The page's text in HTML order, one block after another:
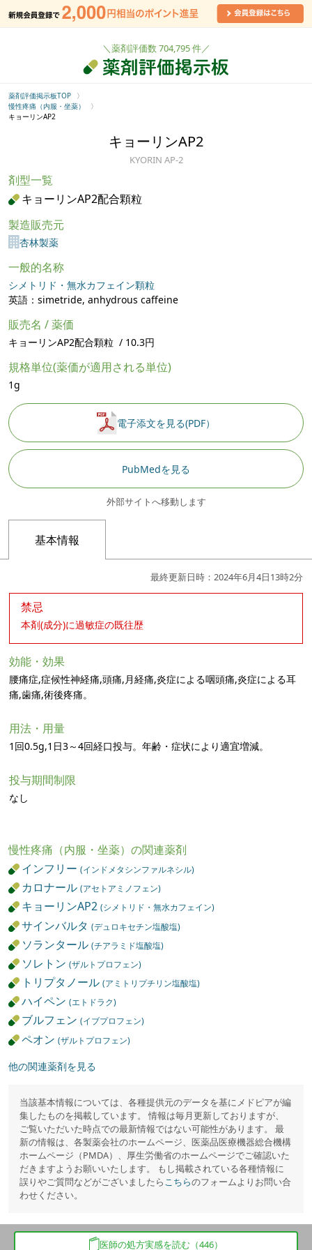
＼薬剤評価数 704,795 件／
薬剤評価掲示板TOP
慢性疼痛（内服・坐薬）
キョーリンAP2
キョーリンAP2
KYORIN AP-2
剤型一覧
キョーリンAP2配合顆粒
製造販売元
杏林製薬
一般的名称
シメトリド・無水カフェイン顆粒
英語：simetride, anhydrous caffeine
販売名 / 薬価
キョーリンAP2配合顆粒 / 10.3円
規格単位(薬価が適用される単位)
1g
電子添文を見る(PDF）
PubMedを見る
外部サイトへ移動します
基本情報
最終更新日時：2024年6月4日13時2分
禁忌
本剤(成分)に過敏症の既往歴
効能・効果
腰痛症,症候性神経痛,頭痛,月経痛,炎症による咽頭痛,炎症による耳
痛,歯痛,術後疼痛。
用法・用量
1回0.5g,1日3～4回経口投与。年齢・症状により適宜増減。
投与期間制限
なし
慢性疼痛（内服・坐薬）の関連薬剤
インフリー(インドメタシンファルネシル)
カロナール(アセトアミノフェン)
キョーリンAP2(シメトリド・無水カフェイン)
サインバルタ(デュロキセチン塩酸塩)
ソランタール(チアラミド塩酸塩)
ソレトン(ザルトプロフェン)
トリプタノール(アミトリプチリン塩酸塩)
ハイペン(エトドラク)
ブルフェン(イブプロフェン)
ペオン(ザルトプロフェン)
他の関連薬剤を見る
当該基本情報については、各種提供元のデータを基にメドピアが編
集したものを掲載しています。 情報は毎月更新しておりますが、
ご覧いただいた時点での最新情報ではない可能性があります。 最
新の情報は、各製薬会社のホームページ、医薬品医療機器総合機構
ホームページ（PMDA）、厚生労働省のホームページでご確認いた
だきますようお願いいたします。 もし掲載されている各種情報に
誤りやご質問などがございましたらこちらのフォームよりお問い合
わせください。
医師の処方実感を読む（446）